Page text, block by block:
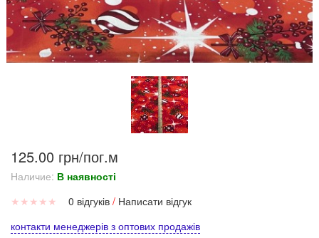
125.00 грн/пог.м
Наличие: В наявності
★ ★ ★ ★ ★ 0 відгуків / Написати відгук
контакти менеджерів з оптових продажів